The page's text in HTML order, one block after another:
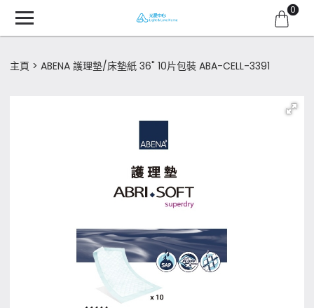
0
主頁 ABENA 護理墊/床墊紙 36" 10片包裝 ABA-CELL-3391